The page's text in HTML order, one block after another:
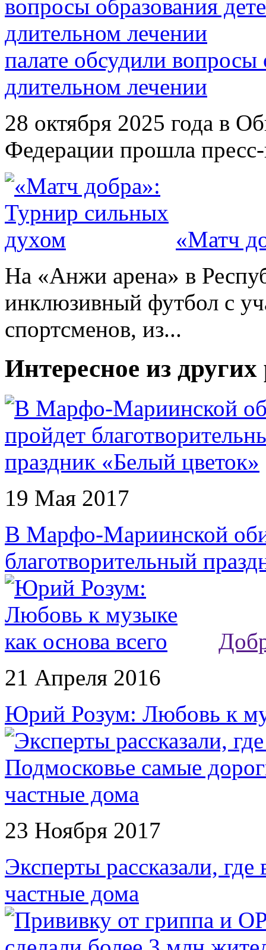
палате обсудили вопросы
длительном лечении
28 октября 2025 года в
Федерации прошла
«Матч
На «Анжи арена» в
инклюзивный футбол с
спортсменов, из...
Интересное из
19 Мая 2017
В Марфо-Мариинской
благотворительный
21 Апреля 2016
Юрий Розум: Любовь к
23 Ноября 2017
Эксперты рассказали,
частные дома